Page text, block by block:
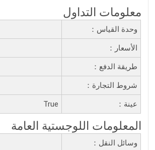
معلومات التداول
وحدة القياس：
الأسعار：
طريقة الدفع：
شروط التجارة：
عينة： True
المعلومات اللوجستية العامة
وسائل النقل：